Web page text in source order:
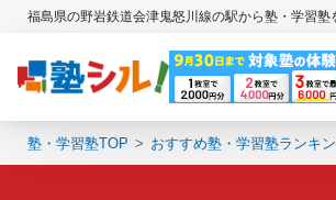
福島県の野岩鉄道会津鬼怒川線の駅から塾・学習塾
塾・学習塾TOP おすすめ塾・学習塾ランキ